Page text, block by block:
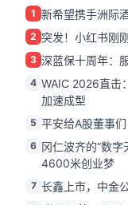
1 新希望携手洲际
2 突发！小红书刚
3 深蓝保十周年：
4 WAIC 2026直击
加速成型
5 平安给A股董事
6 冈仁波齐的“数字
4600米创业梦
7 长鑫上市，中金